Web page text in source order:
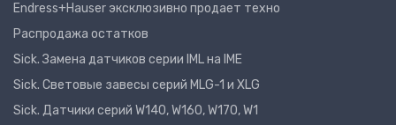
Endress+Hauser эксклюзивно продает техно
Распродажа остатков
Sick. Замена датчиков серии IML на IME
Sick. Световые завесы серий MLG-1 и XLG
Sick. Датчики серий W140, W160, W170, W1